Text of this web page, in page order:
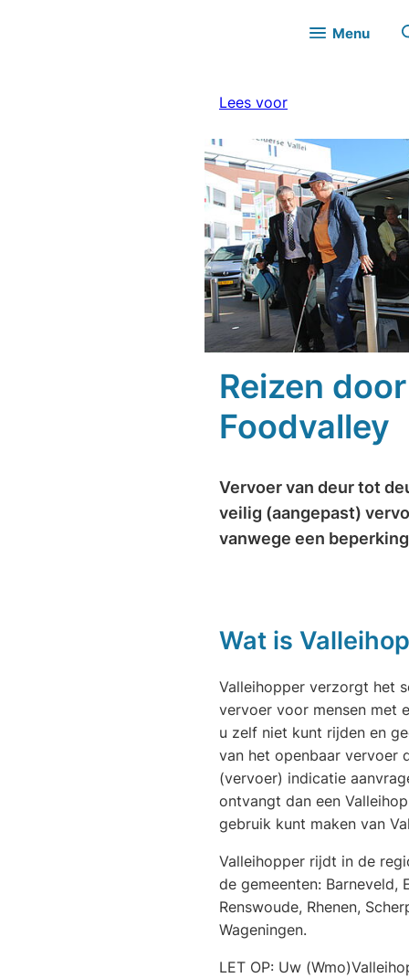
Menu
Lees voor
Reizen
Foodvalley
Vervoer van deur tot
veilig (aangepast)
vanwege een
Wat is
Valleihopper verzorgt het
vervoer voor mensen met
u zelf niet kunt rijden en
van het openbaar vervoer
(vervoer) indicatie
ontvangt dan een
gebruik kunt maken van
Valleihopper rijdt in de
de gemeenten: Barneveld,
Renswoude, Rhenen,
Wageningen.
LET OP: Uw